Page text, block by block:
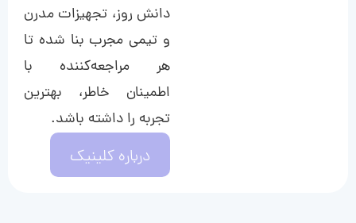
دانش روز، تجهیزات مدرن
و تیمی مجرب بنا شده تا
هر مراجعه‌کننده با
اطمینان خاطر، بهترین
تجربه را داشته باشد.
درباره کلینیک